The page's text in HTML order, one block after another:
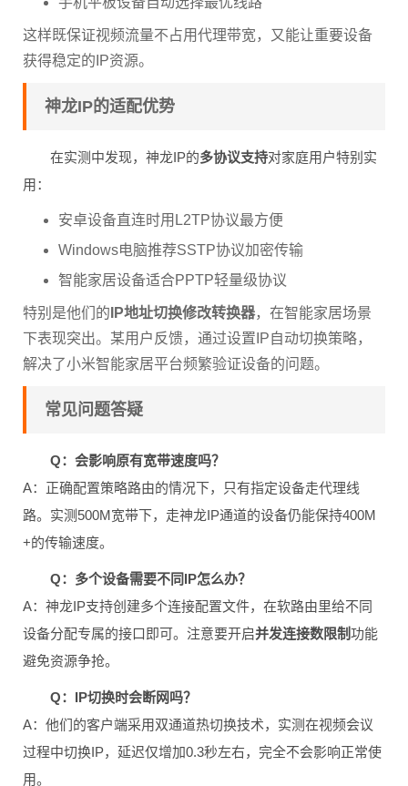
这样既保证视频流量不占用代理带宽，又能让重要设备
获得稳定的IP资源。
神龙IP的适配优势
在实测中发现，神龙IP的多协议支持对家庭用户特别实
用：
安卓设备直连时用L2TP协议最方便
Windows电脑推荐SSTP协议加密传输
智能家居设备适合PPTP轻量级协议
特别是他们的 IP地址切换修改转换器，在智能家居场景
下表现突出。某用户反馈，通过设置IP自动切换策略，
解决了小米智能家居平台频繁验证设备的问题。
常见问题答疑
Q：会影响原有宽带速度吗？
A：正确配置策略路由的情况下，只有指定设备走代理线
路。实测500M宽带下，走神龙IP通道的设备仍能保持400M
+的传输速度。
Q：多个设备需要不同IP怎么办？
A：神龙IP支持创建多个连接配置文件，在软路由里给不同
设备分配专属的接口即可。注意要开启并发连接数限制功能
避免资源争抢。
Q：IP切换时会断网吗？
A：他们的客户端采用双通道热切换技术，实测在视频会议
过程中切换IP，延迟仅增加0.3秒左右，完全不会影响正常使
用。